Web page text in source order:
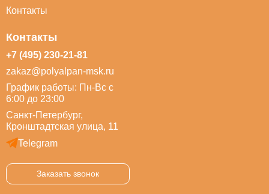
Контакты
Контакты
+7 (495) 230-21-81
zakaz@polyalpan-msk.ru
График работы: Пн-Вс с
6:00 до 23:00
Санкт-Петербург,
Кронштадтская улица, 11
Telegram
Заказать звонок